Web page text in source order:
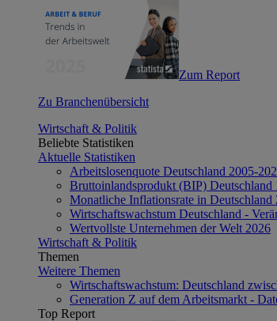
Zum Report
Zu Branchenübersicht
Wirtschaft & Politik
Beliebte Statistiken
Aktuelle Statistiken
Arbeitslosenquote Deutschland 2005-
Bruttoinlandsprodukt (BIP) Deutschland
Monatliche Inflationsrate in Deutschland
Wirtschaftswachstum Deutschland -
Wertvollste Unternehmen der Welt 2026
Wirtschaft & Politik
Themen
Weitere Themen
Wirtschaftswachstum: Deutschland
Generation Z auf dem Arbeitsmarkt -
Top Report